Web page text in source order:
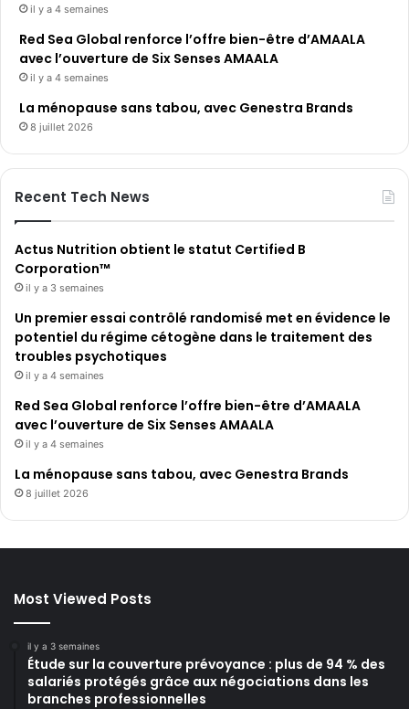
il y a 4 semaines
Red Sea Global renforce l’offre bien-être d’AMAALA
avec l’ouverture de Six Senses AMAALA
il y a 4 semaines
La ménopause sans tabou, avec Genestra Brands
8 juillet 2026
Recent Tech News
Actus Nutrition obtient le statut Certified B
Corporation™
il y a 3 semaines
Un premier essai contrôlé randomisé met en évidence le
potentiel du régime cétogène dans le traitement des
troubles psychotiques
il y a 4 semaines
Red Sea Global renforce l’offre bien-être d’AMAALA
avec l’ouverture de Six Senses AMAALA
il y a 4 semaines
La ménopause sans tabou, avec Genestra Brands
8 juillet 2026
Most Viewed Posts
il y a 3 semaines
Étude sur la couverture prévoyance : plus de 94 % des
salariés protégés grâce aux négociations dans les
branches professionnelles